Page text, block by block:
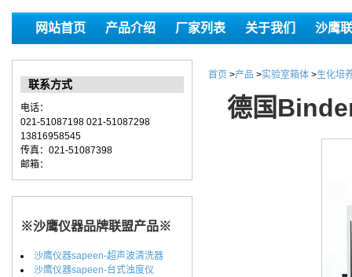
网站首页 产品介绍 厂家列表 关于我们 沙鹰
联系方式
电话：
021-51087198 021-51087298
13816958545
传真：021-51087398
邮箱：
※沙鹰仪器品牌联盟产品※
沙鹰仪器sapeen-超声波清洗器
沙鹰仪器sapeen-台式浊度仪
首页 >产品 >实验室箱体 >生化培
德国